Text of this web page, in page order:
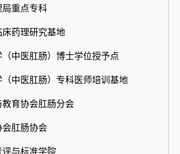
局重点专科
药理研究基地
中医肛肠）博士学位授予点
中医肛肠）专科医师培训基地
育协会肛肠分会
肛肠协会
评与标准学院